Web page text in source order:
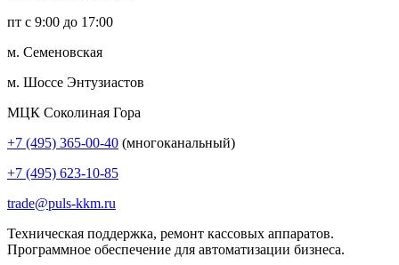
пт с 9:00 до 17:00
м. Семеновская
м. Шоссе Энтузиастов
МЦК Соколиная Гора
+7 (495) 365-00-40 (многоканальный)
+7 (495) 623-10-85
trade@puls-kkm.ru
Техническая поддержка, ремонт кассовых аппаратов.
Программное обеспечение для автоматизации бизнеса.